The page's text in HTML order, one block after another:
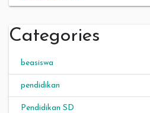
Categories
beasiswa
pendidikan
Pendidikan SD